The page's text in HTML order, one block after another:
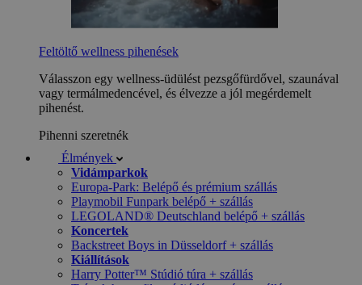
Feltöltő wellness pihenések
Válasszon egy wellness-üdülést pezsgőfürdővel, szaunával
vagy termálmedencével, és élvezze a jól megérdemelt
pihenést.
Pihenni szeretnék
Élmények
Vidámparkok
Europa-Park: Belépő és prémium szállás
Playmobil Funpark belépő + szállás
LEGOLAND® Deutschland belépő + szállás
Koncertek
Backstreet Boys in Düsseldorf + szállás
Kiállítások
Harry Potter™ Stúdió túra + szállás